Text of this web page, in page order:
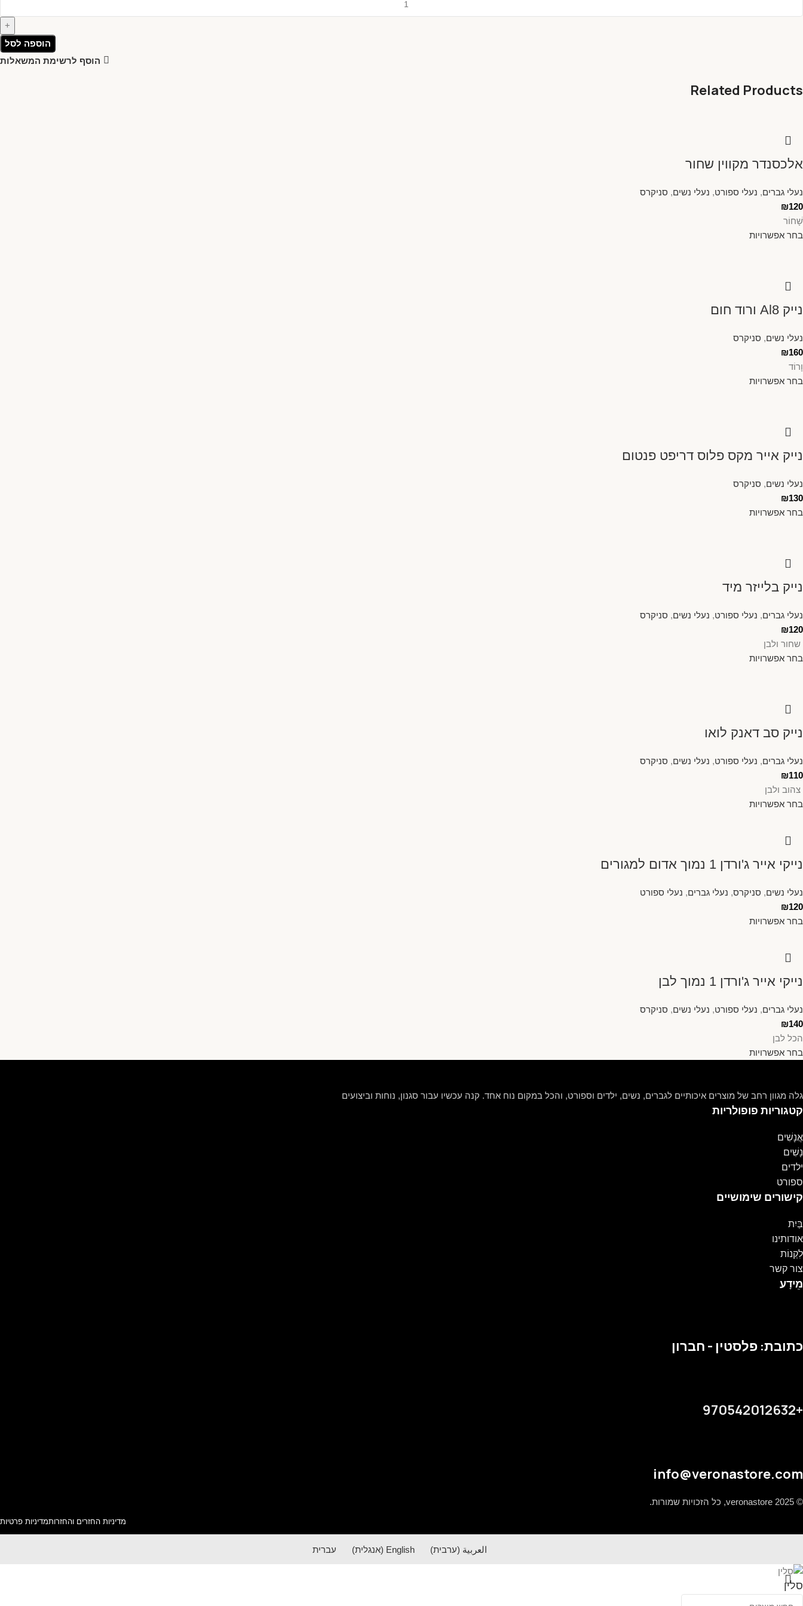
הוספה לסל
הוסף לרשימת המשאלות
Related Products
אלכסנדר מקווין שחור
נעלי גברים, נעלי ספורט, נעלי נשים, סניקרס
₪120
שָׁחוֹר
בחר אפשרויות
נייק Al8 ורוד חום
נעלי נשים, סניקרס
₪160
וָרוֹד
בחר אפשרויות
נייק אייר מקס פלוס דריפט פנטום
נעלי נשים, סניקרס
₪130
בחר אפשרויות
נייק בלייזר מיד
נעלי גברים, נעלי ספורט, נעלי נשים, סניקרס
₪120
שחור ולבן
בחר אפשרויות
נייק סב דאנק לואו
נעלי גברים, נעלי ספורט, נעלי נשים, סניקרס
₪110
צהוב ולבן
בחר אפשרויות
נייקי אייר ג'ורדן 1 נמוך אדום למגורים
נעלי נשים, סניקרס, נעלי גברים, נעלי ספורט
₪120
בחר אפשרויות
נייקי אייר ג'ורדן 1 נמוך לבן
נעלי גברים, נעלי ספורט, נעלי נשים, סניקרס
₪140
הכל לבן
בחר אפשרויות
גלה מגוון רחב של מוצרים איכותיים לגברים, נשים, ילדים וספורט, והכל במקום נוח אחד. קנה עכשיו עבור סגנון, נוחות וביצועים
קטגוריות פופולריות
אֲנָשִׁים
נָשִׁים
ילדים
ספורט
קישורים שימושיים
בַּיִת
אודותינו
לִקְנוֹת
צור קשר
מֵידָע
כתובת: פלסטין - חברון
+970542012632
info@veronastore.com
© 2025 veronastore, כל הזכויות שמורות.
מדיניות החזרים והחזרותמדיניות פרטיות
العربية (ערבית)
English
(אנגלית) עברית
סלין